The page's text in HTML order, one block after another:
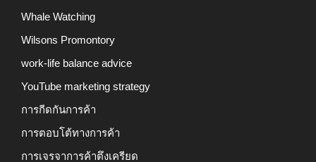
Whale Watching
Wilsons Promontory
work-life balance advice
YouTube marketing strategy
การกีดกันการค้า
การตอบโต้ทางการค้า
การเจรจาการค้าตึงเครียด